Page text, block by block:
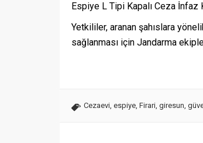
Espiye L Tipi Kapalı Ceza İnfaz
Yetkililer, aranan şahıslara
sağlanması için Jandarma
Cezaevi, espiye, Firari, giresun,